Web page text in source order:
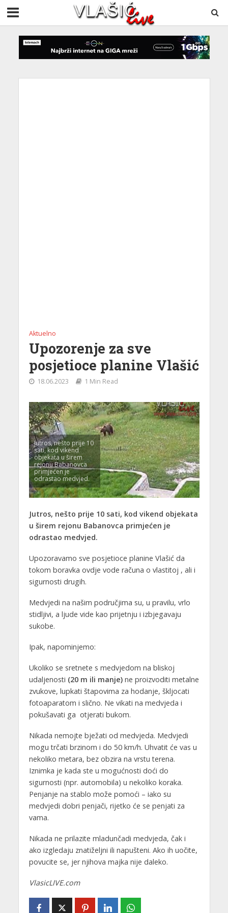
Aktuelno
Upozorenje za sve
posjetioce planine Vlašić
18.06.2023 1 Min Read
Jutros, nešto prije 10
sati, kod vikend
objekata u širem
rejonu Babanovca
primjećen je
odrastao medvjed.
Jutros, nešto prije 10 sati, kod vikend objekata
u širem rejonu Babanovca primjećen je
odrastao medvjed.
Upozoravamo sve posjetioce planine Vlašić da
tokom boravka ovdje vode računa o vlastitoj , ali i
sigurnosti drugih.
Medvjedi na našim područjima su, u pravilu, vrlo
stidljivi, a ljude vide kao prijetnju i izbjegavaju
sukobe.
Ipak, napominjemo:
Ukoliko se sretnete s medvjedom na bliskoj
udaljenosti (20 m ili manje)ne proizvoditi metalne
zvukove, lupkati štapovima za hodanje, škljocati
fotoaparatom i slično. Ne vikati na medvjeda i
pokušavati ga otjerati bukom.
Nikada nemojte bježati od medvjeda. Medvjedi
mogu trčati brzinom i do 50 km/h. Uhvatit će vas u
nekoliko metara, bez obzira na vrstu terena.
Iznimka je kada ste u mogućnosti doći do
sigurnosti (npr. automobila) u nekoliko koraka.
Penjanje na stablo može pomoći – iako su
medvjedi dobri penjači, rijetko će se penjati za
vama.
Nikada ne prilazite mladunčadi medvjeda, čak i
ako izgledaju znatiželjni ili napušteni. Ako ih uočite,
povucite se, jer njihova majka nije daleko.
VlasicLIVE.com